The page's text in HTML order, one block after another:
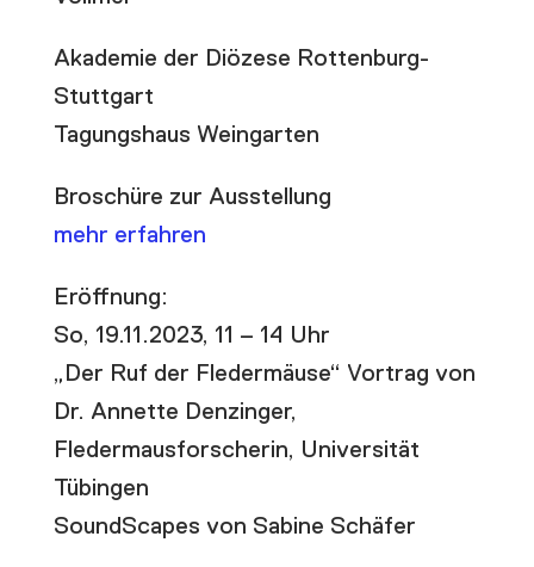
Akademie der Diözese Rottenburg-
Stuttgart
Tagungshaus Weingarten
Broschüre zur Ausstellung
mehr erfahren
Eröffnung:
So, 19.11.2023, 11 – 14 Uhr
„Der Ruf der Fledermäuse“ Vortrag von
Dr. Annette Denzinger,
Fledermausforscherin, Universität
Tübingen
SoundScapes von Sabine Schäfer